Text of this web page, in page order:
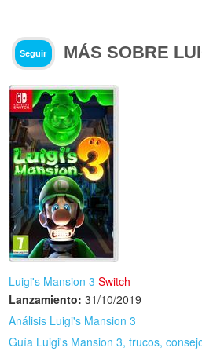
Seguir MÁS SOBRE
Luigi's Mansion 3 Switch
Lanzamiento: 31/10/2019
Análisis Luigi's Mansion 3
Guía Luigi's Mansion 3, trucos,